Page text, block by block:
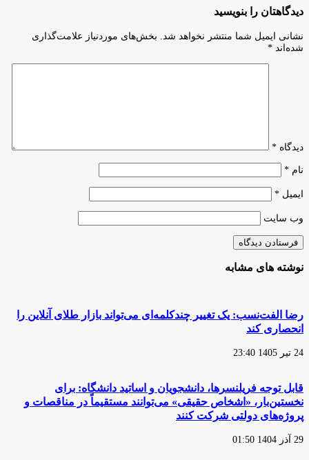
کمیته
حمایت
کسب‌وکار
چه
آمریکایی
از
اقتصاد
ایران
دیدگاهتان را بنویسید
نشانی ایمیل شما منتشر نخواهد شد.
بخش‌های موردنیاز علامت‌گذاری
شده‌اند *
دیدگاه *
نام *
ایمیل *
وب‌ سایت
نوشته های مشابه
رضا الفت‌نسب: یک تغییر چندکلمه‌ای می‌تواند بازار طلای آنلاین را
انحصاری کند
24 تیر 1405 23:40
قابل توجه فریلنسرها، دانشجویان و اساتید دانشگاه: برای
نخستین‌بار، «اشخاص حقیقی» می‌توانند مستقیماً در مناقصات و
پروژه‌های دولتی شرکت کنند
29 آذر 1404 01:50